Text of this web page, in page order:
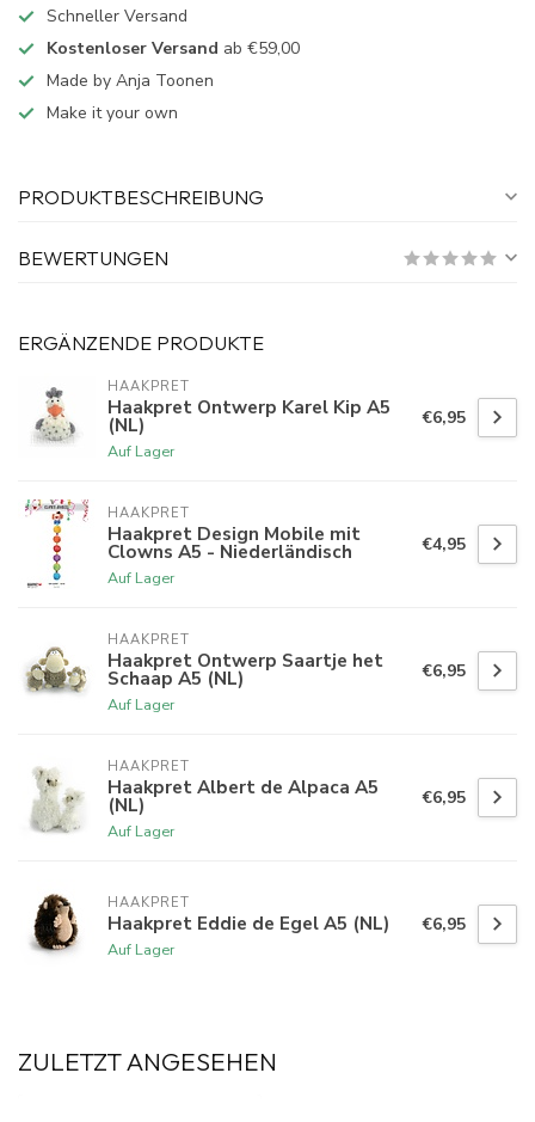
Schneller Versand
Kostenloser Versand ab €59,00
Made by Anja Toonen
Make it your own
PRODUKTBESCHREIBUNG
BEWERTUNGEN
ERGÄNZENDE PRODUKTE
HAAKPRET
Haakpret Ontwerp Karel Kip A5
(NL)
Auf Lager
€6,95
HAAKPRET
Haakpret Design Mobile mit
Clowns A5 - Niederländisch
Auf Lager
€4,95
HAAKPRET
Haakpret Ontwerp Saartje het
Schaap A5 (NL)
Auf Lager
€6,95
HAAKPRET
Haakpret Albert de Alpaca A5
(NL)
Auf Lager
€6,95
HAAKPRET
Haakpret Eddie de Egel A5 (NL)
Auf Lager
€6,95
ZULETZT ANGESEHEN